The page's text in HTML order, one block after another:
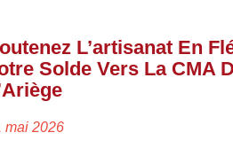
L’artisanat En
Solde Vers La CMA
mai 2026